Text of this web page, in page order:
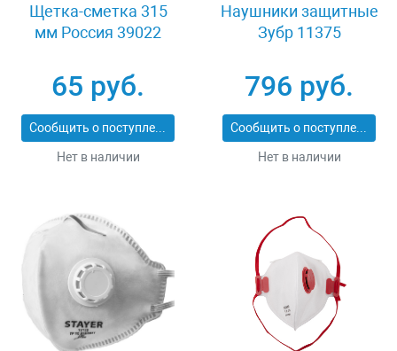
Щетка-сметка 315
мм Россия 39022
65 руб.
Сообщить о поступлении
Нет в наличии
Наушники защитные
Зубр 11375
796 руб.
Сообщить о поступлении
Нет в наличии